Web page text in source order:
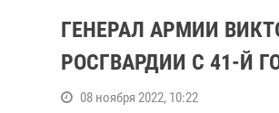
ГЕНЕРАЛ АРМИИ
РОСГВАРДИИ С 41-Й
08 ноября 2022, 10:22